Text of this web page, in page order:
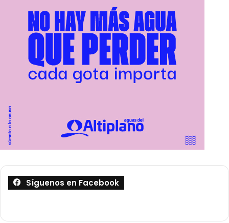
Síguenos en Facebook